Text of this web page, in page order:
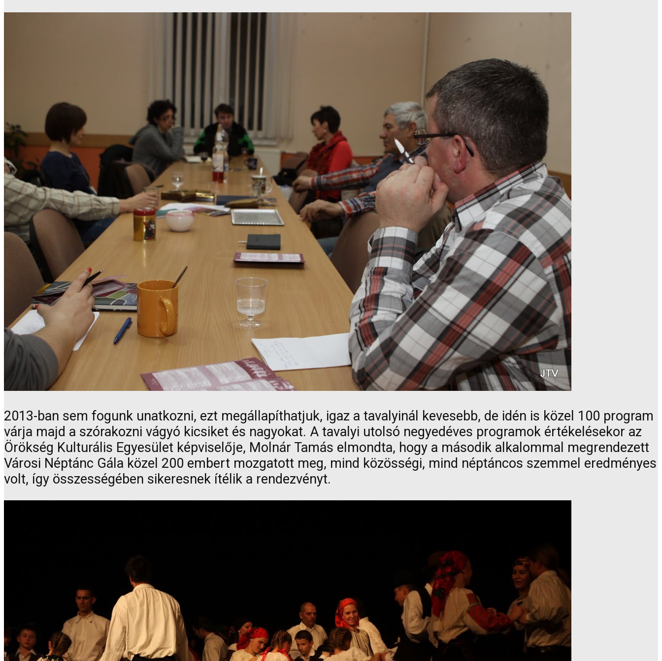
2013-ban sem fogunk unatkozni, ezt megállapíthatjuk, igaz a tavalyinál kevesebb, de idén is közel 100 program
várja majd a szórakozni vágyó kicsiket és nagyokat. A tavalyi utolsó negyedéves programok értékelésekor az
Örökség Kulturális Egyesület képviselője, Molnár Tamás elmondta, hogy a második alkalommal megrendezett
Városi Néptánc Gála közel 200 embert mozgatott meg, mind közösségi, mind néptáncos szemmel eredményes
volt, így összességében sikeresnek ítélik a rendezvényt.